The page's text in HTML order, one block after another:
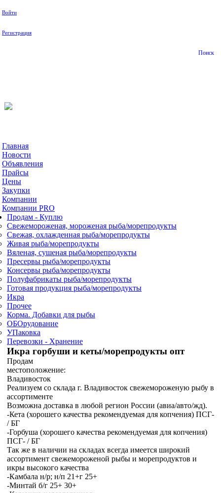
Войти
Регистрация
Поиск
Главная
Новости
Объявления
Прайсы
Цены
Закупки
Компании
Компании PRO
Продам - Куплю
Свежемороженая, мороженая рыба/морепродукты
Свежая, охлажденная рыба/морепродукты
Живая рыба/морепродукты
Вяленая, сушеная рыба/морепродукты
Пресервы рыба/морепродукты
Консервы рыба/морепродукты
Полуфабрикаты рыба/морепродукты
Готовая продукция рыба/морепродукты
Икра
Прочее
Корма. Добавки для рыбы
ОБОрудование
УПаковка
Перевозки - Хранение
Икра горбуши и кеты/морепродукты опт
Продам
местоположение:
Владивосток
Реализуем со склада г. Владивосток свежемороженую рыбу в
ассортименте
Возможна доставка в любой регион России (авиа/авто/жд).
-Кета (хорошего качества рекомендуемая для копчения) ПСГ-
/ БГ
-Горбуша (хорошего качества рекомендуемая для копчения)
ПСГ- / БГ
Так же в наличии на складах всегда имеется широкий
ассортимент свежемороженой рыбы и морепродуктов и
икры высокого качества
-Камбала н/р; н/п 21+г 25+
-Минтай б/г 25+ 30+